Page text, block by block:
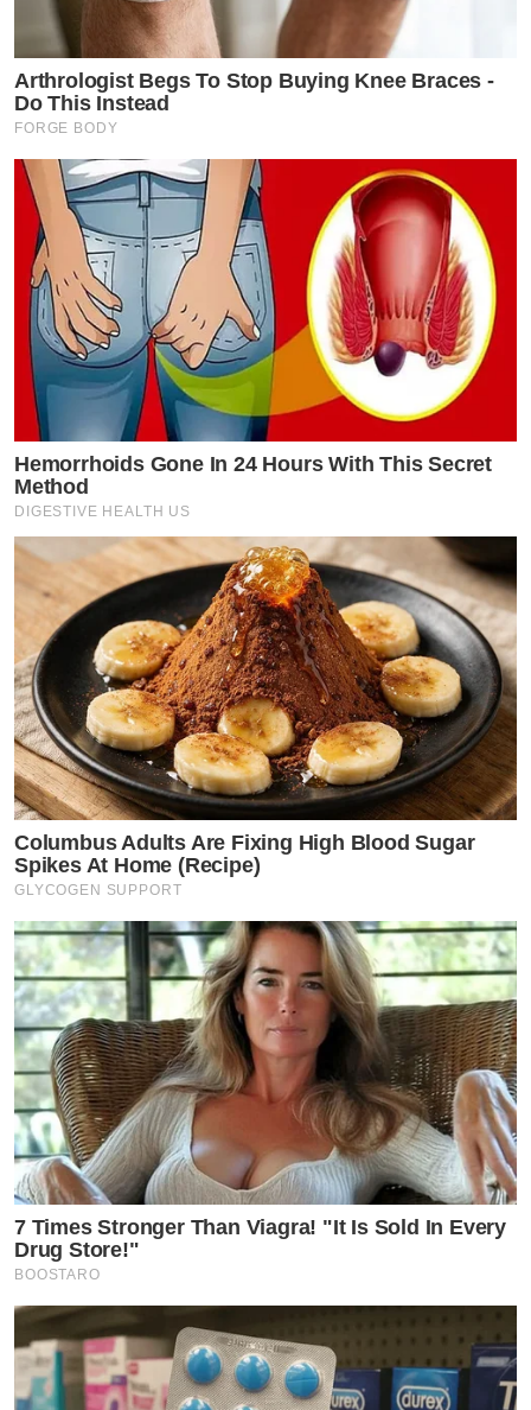
Arthrologist Begs To Stop Buying Knee Braces -
Do This Instead
FORGE BODY
Hemorrhoids Gone In 24 Hours With This Secret
Method
DIGESTIVE HEALTH US
Columbus Adults Are Fixing High Blood Sugar
Spikes At Home (Recipe)
GLYCOGEN SUPPORT
7 Times Stronger Than Viagra! "It Is Sold In Every
Drug Store!"
BOOSTARO